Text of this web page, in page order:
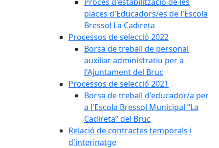
places d'Educadors/es de l'Escola
Bressol La Cadireta
Processos de selecció 2022
Borsa de treball de personal
auxiliar administratiu per a
l'Ajuntament del Bruc
Processos de selecció 2021
Borsa de treball d'educador/a per
a l'Escola Bressol Municipal “La
Cadireta” del Bruc
Relació de contractes temporals i
d'interinatge